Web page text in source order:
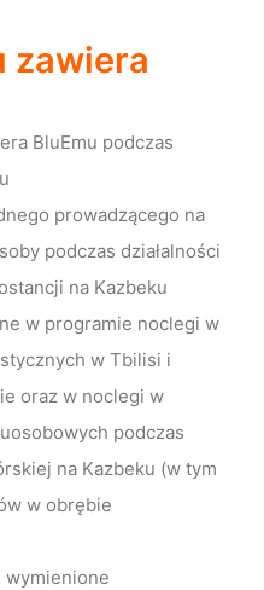
zawiera
BluEmu podczas
prowadzącego na
podczas działalności
na Kazbeku
w programie noclegi w
w Tbilisi i
oraz w noclegi w
podczas
na Kazbeku (w tym
w obrębie
wymienione